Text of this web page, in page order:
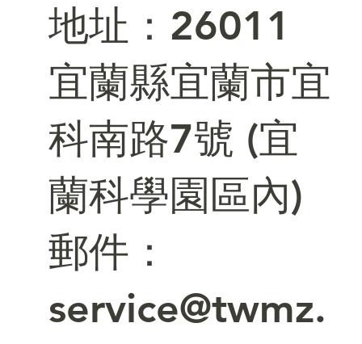
​地址：26011
宜蘭縣宜蘭市宜
科南路7號 (宜
蘭科學園區內)
郵件：
service@twmz.